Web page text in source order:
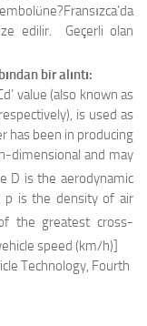
edilir. Geçerli olan
bir alıntı:
value (also known as
respectively), is used as
has been in producing
dimensional and may
D is the aerodynamic
p is the density of air
the greatest cross-
speed (km/h)]
Technology, Fourth